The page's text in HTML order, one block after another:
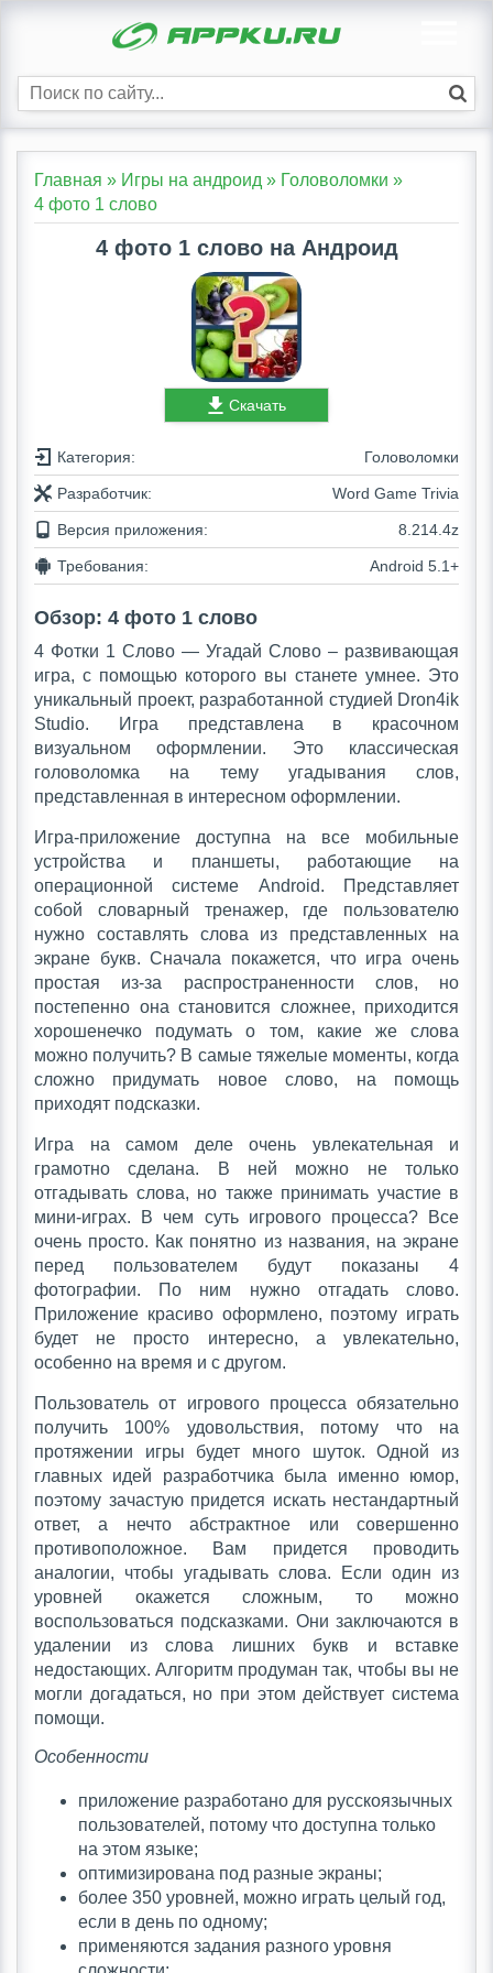
Главная » Игры на андроид » Головоломки »
4 фото 1 слово
4 фото 1 слово на Андроид
Скачать
Категория: Головоломки
Разработчик: Word Game Trivia
Версия приложения: 8.214.4z
Требования: Android 5.1+
Обзор: 4 фото 1 слово
4 Фотки 1 Слово — Угадай Слово – развивающая
игра, с помощью которого вы станете умнее. Это
уникальный проект, разработанной студией Dron4ik
Studio. Игра представлена в красочном
визуальном оформлении. Это классическая
головоломка на тему угадывания слов,
представленная в интересном оформлении.
Игра-приложение доступна на все мобильные
устройства и планшеты, работающие на
операционной системе Android. Представляет
собой словарный тренажер, где пользователю
нужно составлять слова из представленных на
экране букв. Сначала покажется, что игра очень
простая из-за распространенности слов, но
постепенно она становится сложнее, приходится
хорошенечко подумать о том, какие же слова
можно получить? В самые тяжелые моменты, когда
сложно придумать новое слово, на помощь
приходят подсказки.
Игра на самом деле очень увлекательная и
грамотно сделана. В ней можно не только
отгадывать слова, но также принимать участие в
мини-играх. В чем суть игрового процесса? Все
очень просто. Как понятно из названия, на экране
перед пользователем будут показаны 4
фотографии. По ним нужно отгадать слово.
Приложение красиво оформлено, поэтому играть
будет не просто интересно, а увлекательно,
особенно на время и с другом.
Пользователь от игрового процесса обязательно
получить 100% удовольствия, потому что на
протяжении игры будет много шуток. Одной из
главных идей разработчика была именно юмор,
поэтому зачастую придется искать нестандартный
ответ, а нечто абстрактное или совершенно
противоположное. Вам придется проводить
аналогии, чтобы угадывать слова. Если один из
уровней окажется сложным, то можно
воспользоваться подсказками. Они заключаются в
удалении из слова лишних букв и вставке
недостающих. Алгоритм продуман так, чтобы вы не
могли догадаться, но при этом действует система
помощи.
Особенности
приложение разработано для русскоязычных
пользователей, потому что доступна только
на этом языке;
оптимизирована под разные экраны;
более 350 уровней, можно играть целый год,
если в день по одному;
применяются задания разного уровня